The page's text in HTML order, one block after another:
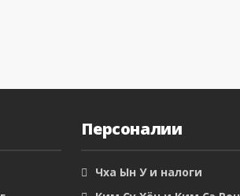
Персоналии
Чха Ын У и налоги